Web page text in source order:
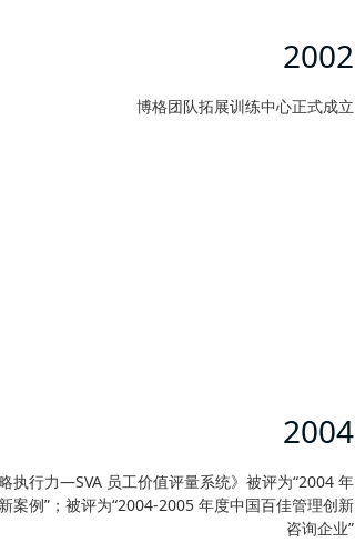
2002
博格团队拓展训练中心正式成立
2004
执行力—SVA 员工价值评量系统》被评为“2004 年
案例”；被评为“2004-2005 年度中国百佳管理创新
咨询企业”